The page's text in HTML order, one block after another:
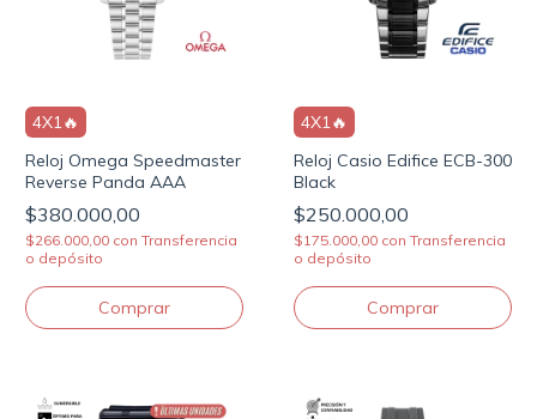
4X1🔥
Reloj Omega Speedmaster
Reverse Panda AAA
$380.000,00
$266.000,00 con Transferencia
o depósito
4X1🔥
Reloj Casio Edifice ECB-300
Black
$250.000,00
$175.000,00 con Transferencia
o depósito